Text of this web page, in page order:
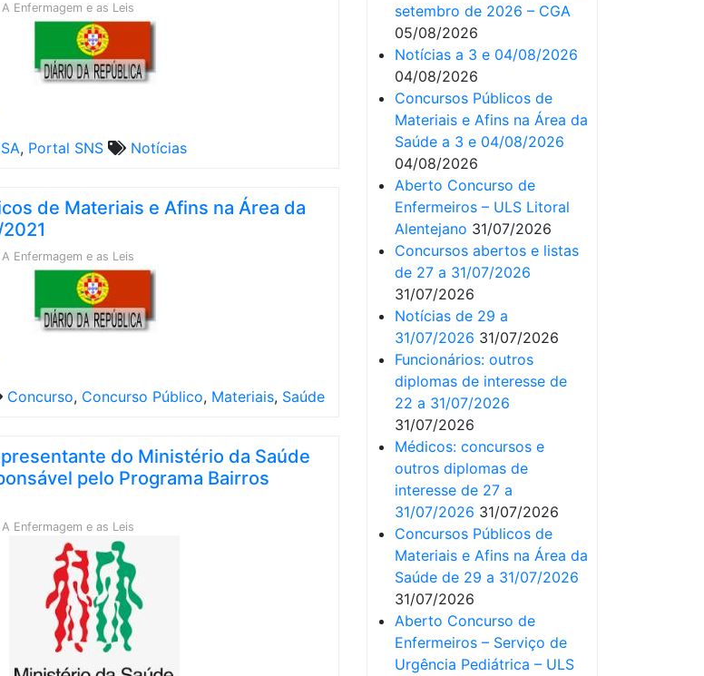
A Enfermagem e as Leis
, Portal SNS Notícias
de Materiais e Afins na Área da
A Enfermagem e as Leis
Concurso, Concurso Público, Materiais, Saúde
do Ministério da Saúde
pelo Programa Bairros
A Enfermagem e as Leis
setembro de 2026 – CGA
05/08/2026
Notícias a 3 e 04/08/2026
04/08/2026
Concursos Públicos de
Materiais e Afins na Área da
Saúde a 3 e 04/08/2026
04/08/2026
Aberto Concurso de
Enfermeiros – ULS Litoral
Alentejano 31/07/2026
Concursos abertos e listas
de 27 a 31/07/2026
31/07/2026
Notícias de 29 a
31/07/2026 31/07/2026
Funcionários: outros
diplomas de interesse de
22 a 31/07/2026
31/07/2026
Médicos: concursos e
outros diplomas de
interesse de 27 a
31/07/2026 31/07/2026
Concursos Públicos de
Materiais e Afins na Área da
Saúde de 29 a 31/07/2026
31/07/2026
Aberto Concurso de
Enfermeiros – Serviço de
Urgência Pediátrica – ULS